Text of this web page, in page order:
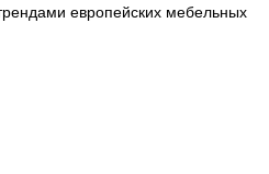
европейских мебельных